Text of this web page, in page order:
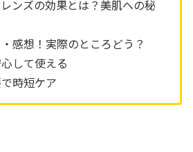
ンズの効果とは？美肌への秘
感想！実際のところどう？
して使える
時短ケア